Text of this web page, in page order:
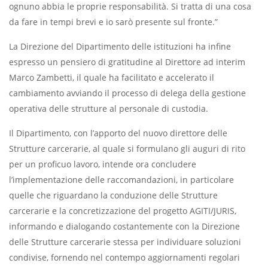
ognuno abbia le proprie responsabilità. Si tratta di una cosa
da fare in tempi brevi e io sarò presente sul fronte.”
La Direzione del Dipartimento delle istituzioni ha infine
espresso un pensiero di gratitudine al Direttore ad interim
Marco Zambetti, il quale ha facilitato e accelerato il
cambiamento avviando il processo di delega della gestione
operativa delle strutture al personale di custodia.
Il Dipartimento, con l’apporto del nuovo direttore delle
Strutture carcerarie, al quale si formulano gli auguri di rito
per un proficuo lavoro, intende ora concludere
l’implementazione delle raccomandazioni, in particolare
quelle che riguardano la conduzione delle Strutture
carcerarie e la concretizzazione del progetto AGITI/JURIS,
informando e dialogando costantemente con la Direzione
delle Strutture carcerarie stessa per individuare soluzioni
condivise, fornendo nel contempo aggiornamenti regolari